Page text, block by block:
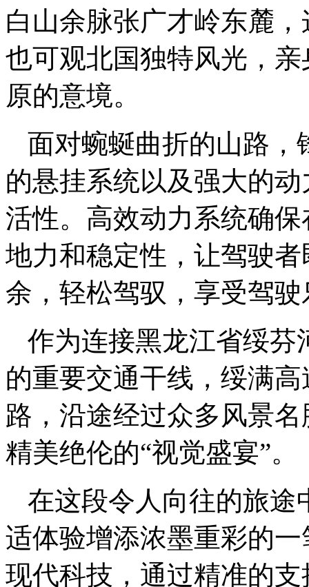
白山余脉张广才岭东麓
也可观北国独特风光，
原的意境。
面对蜿蜒曲折的山路，
的悬挂系统以及强大的
活性。高效动力系统确
地力和稳定性，让驾驶
余，轻松驾驭，享受驾驶
作为连接黑龙江省绥芬
的重要交通干线，绥满
路，沿途经过众多风景
精美绝伦的“视觉盛宴”。
在这段令人向往的旅途
适体验增添浓墨重彩的
现代科技，通过精准的